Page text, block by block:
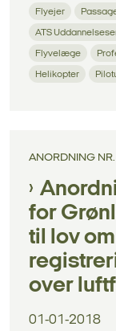
Flyejer
ATS
Flyvelæge
Helikopter
ANORDNING
for
til lov
over
01-01-2018